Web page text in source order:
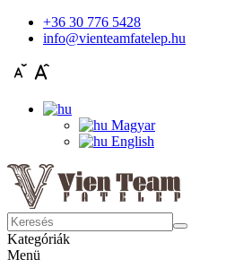
+36 30 776 5428
info@vienteamfatelep.hu
Magyar
English
Kategóriák
Menü